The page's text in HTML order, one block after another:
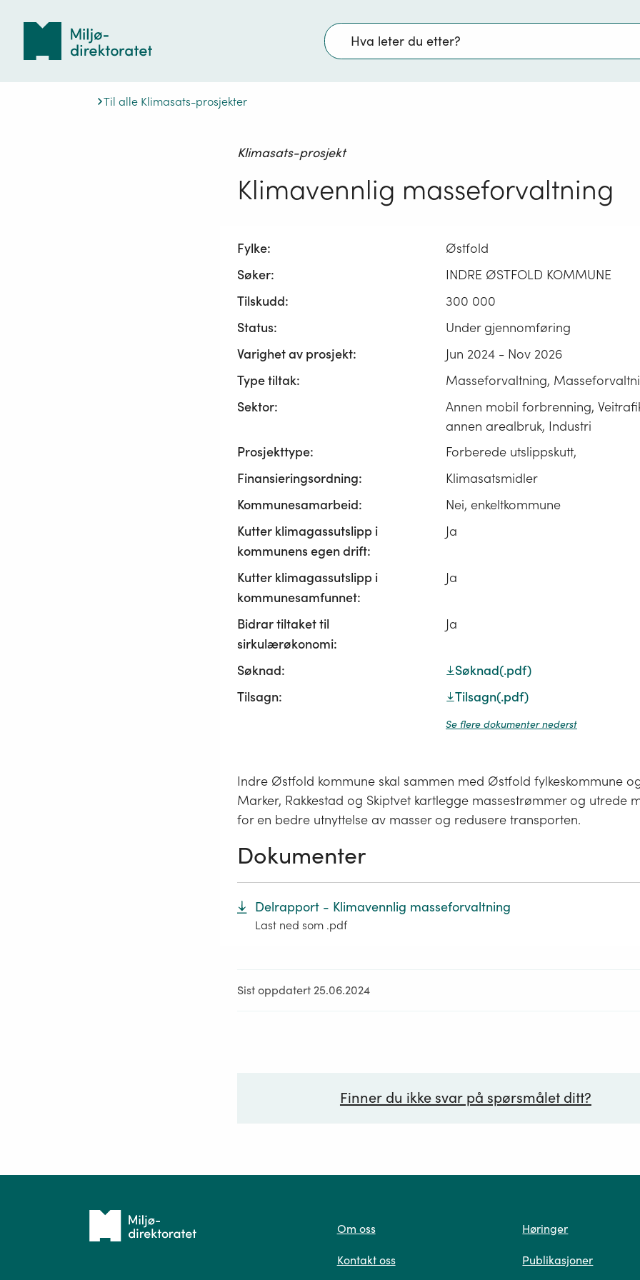
Søk
Til alle Klimasats-prosjekter
Klimasats-prosjekt
Klimavennlig masseforvaltning
Fylke:
Østfold
Søker:
INDRE ØSTFOLD KOMMUNE
Tilskudd:
300 000
Status:
Under gjennomføring
Varighet av prosjekt:
Jun 2024 - Nov 2026
Type tiltak:
Masseforvaltning,
Sektor:
Annen mobil forbrenning,
annen arealbruk, Industri
Prosjekttype:
Forberede utslippskutt,
Finansieringsordning:
Klimasatsmidler
Kommunesamarbeid:
Nei, enkeltkommune
Kutter klimagassutslipp i
kommunens egen drift:
Ja
Kutter klimagassutslipp i
kommunesamfunnet:
Ja
Bidrar tiltaket til
sirkulærøkonomi:
Ja
Søknad: Søknad(.pdf)
Tilsagn:
Tilsagn(.pdf)
Se flere dokumenter nederst
Indre Østfold kommune skal sammen med Østfold fylkeskommune
Marker, Rakkestad og Skiptvet kartlegge massestrømmer og utrede
for en bedre utnyttelse av masser og redusere transporten.
Dokumenter
Delrapport - Klimavennlig masseforvaltning
Last ned som .pdf
Sist oppdatert 25.06.2024
Finner du ikke svar på spørsmålet ditt?
Tilbake
Om oss
Kontakt oss
Høringer
Publikasjoner